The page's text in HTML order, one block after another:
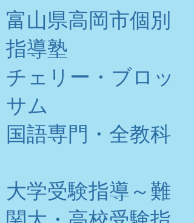
富山県高岡市個別
指導塾
チェリー・ブロッ
サム
​国語専門・全教科
大学受験指導～難